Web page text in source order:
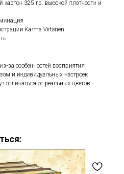
325 гр. высокой плотности и
Karma Virtanen
за особенностей восприятия
и индивидуальных настроек
отличаться от реальных цветов